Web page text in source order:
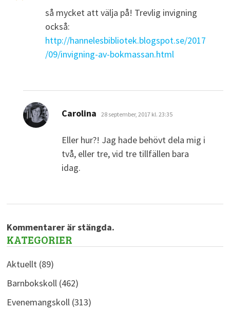
så mycket att välja på! Trevlig invigning
också:
http://hannelesbibliotek.blogspot.se/2017
/09/invigning-av-bokmassan.html
Carolina skriver:
28 september, 2017 kl. 23:35
Eller hur?! Jag hade behövt dela mig i
två, eller tre, vid tre tillfällen bara
idag.
Kommentarer är stängda.
KATEGORIER
Aktuellt(89)
Barnbokskoll(462)
Evenemangskoll(313)